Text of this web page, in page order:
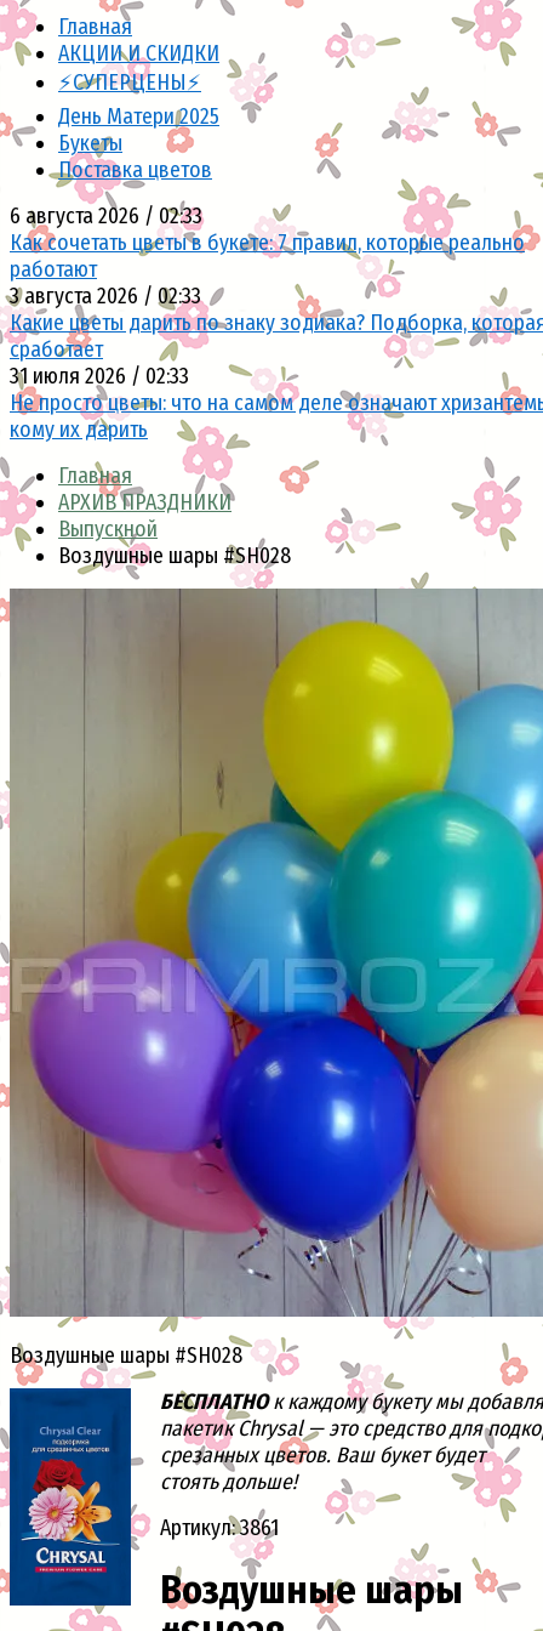
Главная
АКЦИИ И СКИДКИ
⚡СУПЕРЦЕНЫ⚡
День Матери 2025
Букеты
Поставка цветов
6 августа 2026 / 02:33
Как сочетать цветы в букете: 7 правил, которые реально
работают
3 августа 2026 / 02:33
Какие цветы дарить по знаку зодиака? Подборка,
сработает
31 июля 2026 / 02:33
Не просто цветы: что на самом деле означают
кому их дарить
Главная
АРХИВ ПРАЗДНИКИ
Выпускной
Воздушные шары #SH028
Воздушные шары #SH028
БЕСПЛАТНОк каждому букету мы
пакетик Chrysal — это средство для
срезанных цветов. Ваш букет будет
стоять дольше!
Артикул: 3861
Воздушные шары